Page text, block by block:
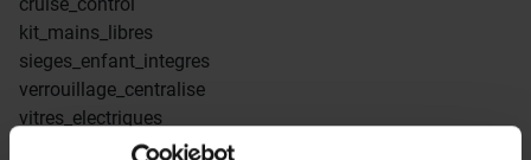
cruise_control
kit_mains_libres
sieges_enfant_integres
verrouillage_centralise
vitres_electriques